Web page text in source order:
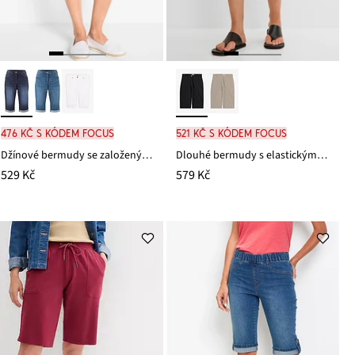
476 Kč s kódem FOCUS
Džínové bermudy se založeným lemem, Mid Waist
529 Kč
521 Kč s kódem FOCUS
Dlouhé bermudy s elastickým pasem, z bavlněné směsi
579 Kč